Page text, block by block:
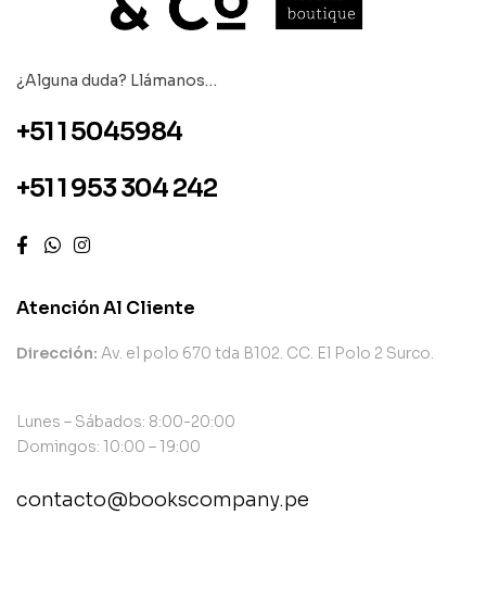
¿Alguna duda? Llámanos…
+51 1 5045984
+51 1 953 304 242
Atención Al Cliente
Dirección: Av. el polo 670 tda B102. CC. El Polo 2 Surco.
Lunes – Sábados: 8:00-20:00
Domingos: 10:00 – 19:00
contacto@bookscompany.pe